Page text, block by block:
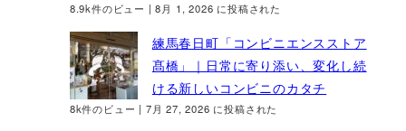
8.9k件のビュー |8月 1, 2026 に投稿された
練馬春日町「コンビニエンスストア
髙橋」｜日常に寄り添い、変化し続
ける新しいコンビニのカタチ
8k件のビュー | 7月 27, 2026 に投稿された